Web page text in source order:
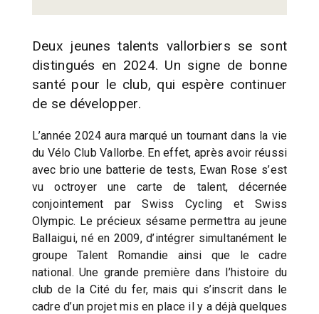
Deux jeunes talents vallorbiers se sont
distingués en 2024. Un signe de bonne
santé pour le club, qui espère continuer
de se développer.
L’année 2024 aura marqué un tournant dans la vie
du Vélo Club Vallorbe. En effet, après avoir réussi
avec brio une batterie de tests, Ewan Rose s’est
vu octroyer une carte de talent, décernée
conjointement par Swiss Cycling et Swiss
Olympic. Le précieux sésame permettra au jeune
Ballaigui, né en 2009, d’intégrer simultanément le
groupe Talent Romandie ainsi que le cadre
national. Une grande première dans l’histoire du
club de la Cité du fer, mais qui s’inscrit dans le
cadre d’un projet mis en place il y a déjà quelques